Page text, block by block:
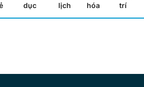
dục
lịch
hóa
trí